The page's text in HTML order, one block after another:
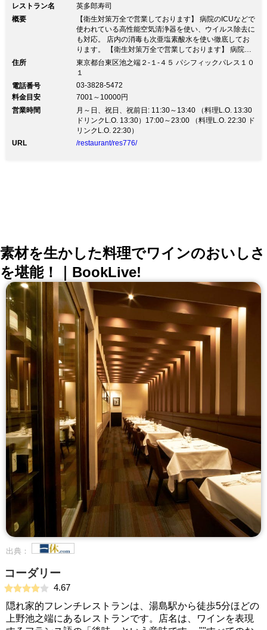
デリバリー承ります。メニューはお問い合わせください。
レストラン名
英多郎寿司
概要
【衛生対策万全で営業しております】 病院のICUなどで
使われている高性能空気清浄器を使い、ウイルス除去に
も対応。 店内の消毒も次亜塩素酸水を使い徹底してお
ります。 【衛生対策万全で営業しております】 病院の
ICUなどで使われている高性能空気清浄器を使い、ウイ
ルス除去にも対応。 店内の消毒も次亜塩素酸水を使い
寿司～ ご予算,シーンに合わせて選べるコースは6300
円,8400円 [大将おまかせコース]10000円～15000円 毎
朝,築地へ足を運び,見て触って仕入れる厳選の魚。 寿司
の代表格マグロ,繊細な技と経験が物を言う“光物”まで
自家製の粕漬け・珍味や野菜・果物など四季の味覚を加
えたコースは正に絶品。 ～[上野駅 徒歩15分]不忍池の
住所
東京都台東区池之端２-１-４５ パシフィックパレス１０
１
電話番号
03-3828-5472
料金目安
7001～10000円
営業時間
月～日、祝日、祝前日: 11:30～13:40 （料理L.O. 13:30
ドリンクL.O. 13:30）17:00～23:00 （料理L.O. 22:30 ド
リンクL.O. 22:30）
URL
/restaurant/res776/
素材を生かした料理でワインのおいしさ
を堪能！｜BookLive!
出典：
コーダリー
4.67
隠れ家的フレンチレストランは、湯島駅から徒歩5分ほどの
上野池之端にあるレストランです。店名は、ワインを表現